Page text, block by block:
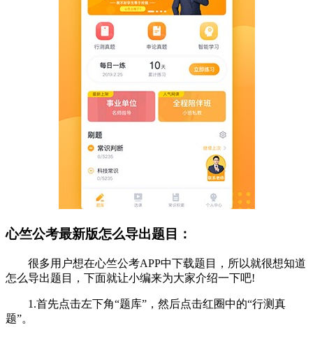
心竺公考最新版怎么导出题目：
很多用户想在心竺公考APP中下载题目，所以就很想知道
怎么导出题目，下面就让小编来为大家介绍一下吧!
1.首先点击左下角“题库”，然后点击红圈中的“行测真
题”。